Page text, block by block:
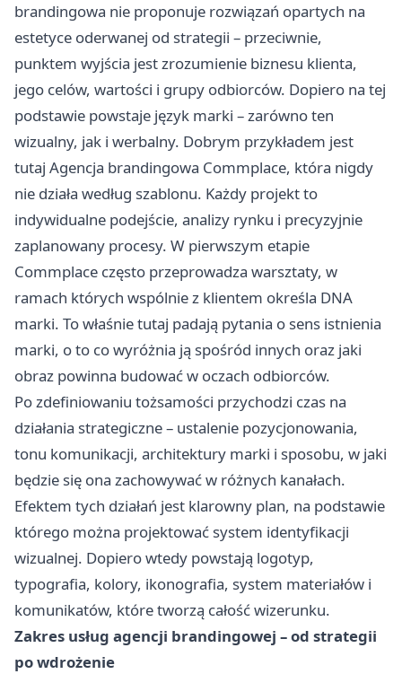
brandingowa nie proponuje rozwiązań opartych na
estetyce oderwanej od strategii – przeciwnie,
punktem wyjścia jest zrozumienie biznesu klienta,
jego celów, wartości i grupy odbiorców. Dopiero na tej
podstawie powstaje język marki – zarówno ten
wizualny, jak i werbalny. Dobrym przykładem jest
tutaj Agencja brandingowa Commplace, która nigdy
nie działa według szablonu. Każdy projekt to
indywidualne podejście, analizy rynku i precyzyjnie
zaplanowany procesy. W pierwszym etapie
Commplace często przeprowadza warsztaty, w
ramach których wspólnie z klientem określa DNA
marki. To właśnie tutaj padają pytania o sens istnienia
marki, o to co wyróżnia ją spośród innych oraz jaki
obraz powinna budować w oczach odbiorców.
Po zdefiniowaniu tożsamości przychodzi czas na
działania strategiczne – ustalenie pozycjonowania,
tonu komunikacji, architektury marki i sposobu, w jaki
będzie się ona zachowywać w różnych kanałach.
Efektem tych działań jest klarowny plan, na podstawie
którego można projektować system identyfikacji
wizualnej. Dopiero wtedy powstają logotyp,
typografia, kolory, ikonografia, system materiałów i
komunikatów, które tworzą całość wizerunku.
Zakres usług agencji brandingowej – od strategii
po wdrożenie